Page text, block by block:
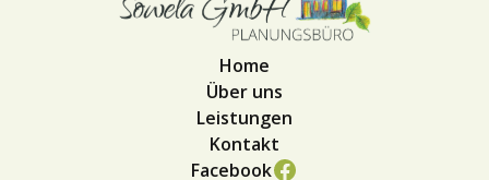
Home
Über uns
Leistungen
Kontakt
Facebook